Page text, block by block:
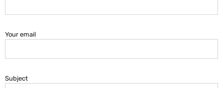
Your email
Subject